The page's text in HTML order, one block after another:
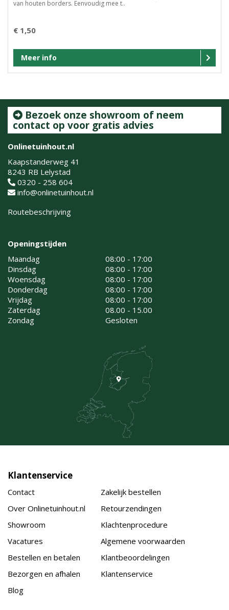
van houten borders. Eenvoudig mee t..
€ 1,50
Meer info
Bezoek onze showroom of neem
contact op voor gratis advies
Onlinetuinhout.nl
Kaapstanderweg 41
8243 RB Lelystad
0320 - 258 604
info@onlinetuinhout.nl
Routebeschrijving
Openingstijden
Maandag
08:00 - 17:00
Dinsdag
08:00 - 17:00
Woensdag
08:00 - 17:00
Donderdag
08:00 - 17:00
Vrijdag
08:00 - 17:00
Zaterdag
08.00 - 15.00
Zondag
Gesloten
Klantenservice
Contact
Over Onlinetuinhout.nl
Showroom
Vacatures
Bestellen en betalen
Bezorgen en afhalen
Blog
Zakelijk bestellen
Retourzendingen
Klachtenprocedure
Algemene voorwaarden
Klantbeoordelingen
Klantenservice